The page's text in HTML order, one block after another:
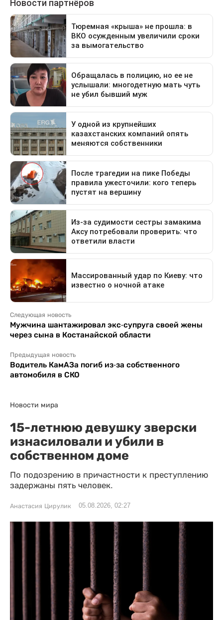
Следующая новость
Мужчина шантажировал экс-супруга своей жены
через сына в Костанайской области
Предыдущая новость
Водитель КамАЗа погиб из-за собственного
автомобиля в СКО
Новости мира
15-летнюю девушку зверски
изнасиловали и убили в
собственном доме
По подозрению в причастности к преступлению
задержаны пять человек.
Анастасия Цирулик 05.08.2026, 02:27